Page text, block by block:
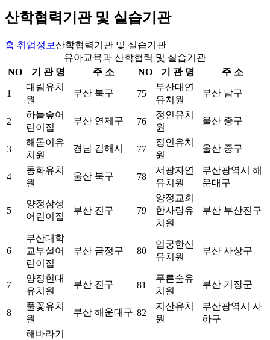
산학협력기관 및 실습기관
홈 취업정보산학협력기관 및 실습기관
유아교육과 산학협력 및 실습기관
NO
기 관 명 주 소 NO 기 관 명 주 소
1
대림유치
원
부산 북구 75
부산대연
유치원
부산 남구
2
하늘숲어
린이집
부산 연제구 76
정인유치
원
울산 중구
3
해돋이유
치원
경남 김해시 77
정인유치
원
울산 중구
4
동화유치
원
울산 북구 78
서광자연
유치원
부산광역시 해
운대구
5
양정삼성
어린이집
부산 진구 79
양정교회
한사랑유
치원
부산 부산진구
6
부산대학
교부설어
린이집
부산 금정구 80
엄궁한신
유치원
부산 사상구
7
양정현대
유치원
부산 진구 81
푸른숲유
치원
부산 기장군
8
풀꽃유치
원
부산 해운대구 82
지산유치
원
부산광역시 사
하구
해바라기